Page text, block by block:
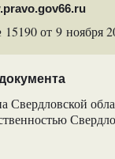
от 9 ноября
Свердловской